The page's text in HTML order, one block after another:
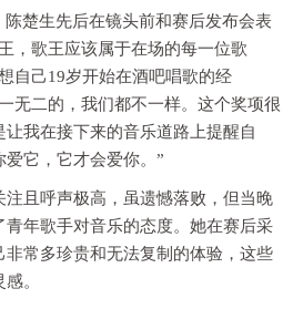
陈楚生先后在镜头前和赛后发布会表
，歌王应该属于在场的每一位歌
自己19岁开始在酒吧唱歌的经
无二的，我们都不一样。这个奖项很
我在接下来的音乐道路上提醒自
它，它才会爱你。”
且呼声极高，虽遗憾落败，但当晚
年歌手对音乐的态度。她在赛后采
常多珍贵和无法复制的体验，这些
。